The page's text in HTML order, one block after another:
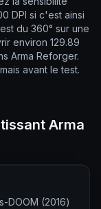
DPI si c'est ainsi
du 360° sur une
environ 129.89
Arma Reforger.
avant le test.
Arma
DOOM (2016)